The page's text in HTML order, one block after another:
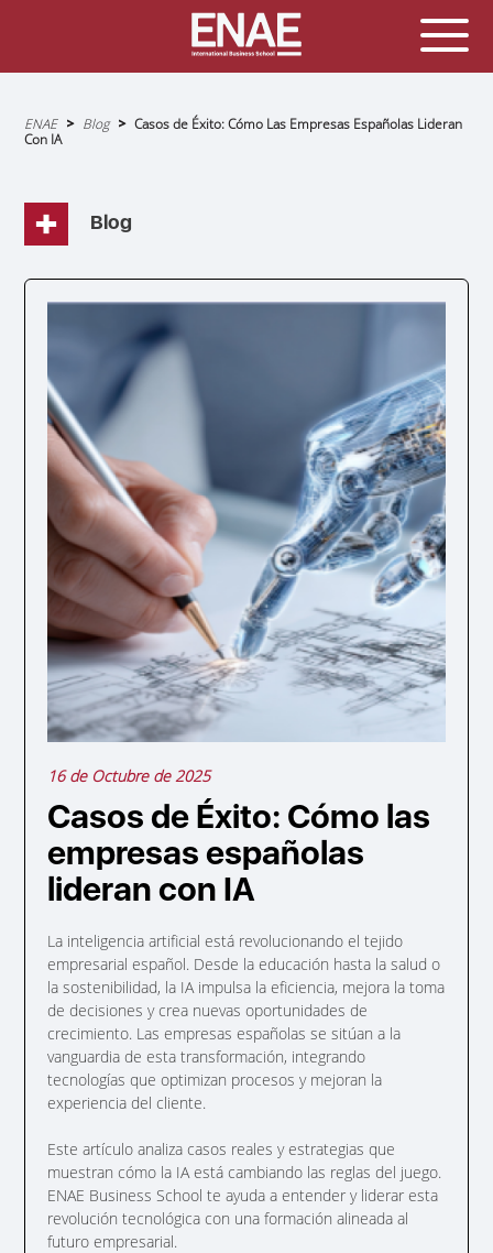
Sobrescribir
enlaces
de
navegación
ENAE Blog
Casos de Éxito: Cómo Las Empresas Españolas Lideran
Con IA
Blog
16 de Octubre de 2025
Casos de Éxito: Cómo las
empresas españolas
lideran con IA
La inteligencia artificial está revolucionando el tejido
empresarial español. Desde la educación hasta la salud o
la sostenibilidad, la IA impulsa la eficiencia, mejora la toma
de decisiones y crea nuevas oportunidades de
crecimiento. Las empresas españolas se sitúan a la
vanguardia de esta transformación, integrando
tecnologías que optimizan procesos y mejoran la
experiencia del cliente.
Este artículo analiza casos reales y estrategias que
muestran cómo la IA está cambiando las reglas del juego.
ENAE Business School te ayuda a entender y liderar esta
revolución tecnológica con una formación alineada al
futuro empresarial.